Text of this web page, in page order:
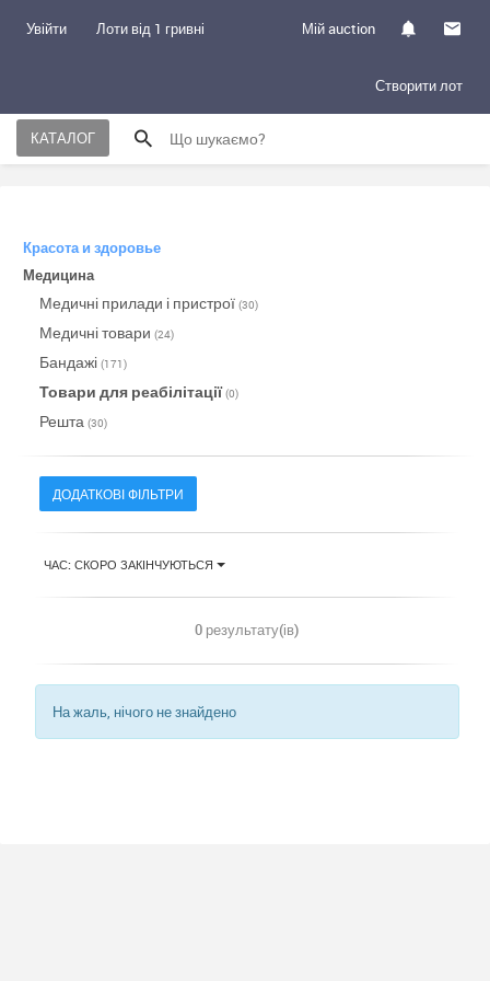
Увійти Лоти від 1 гривні Мій auction
Створити лот
КАТАЛОГ
Красота и здоровье
Медицина
Медичні прилади і пристрої (30)
Медичні товари (24)
Бандажі (171)
Товари для реабілітації(0)
Решта (30)
ДОДАТКОВІ ФІЛЬТРИ
ЧАС: СКОРО ЗАКІНЧУЮТЬСЯ
0 результату(ів)
На жаль, нічого не знайдено